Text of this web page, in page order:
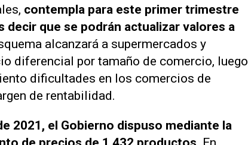
contempla para este primer trimestre
decir que se podrán actualizar valores a
alcanzará a supermercados y
diferencial por tamaño de comercio, luego
dificultades en los comercios de
de rentabilidad.
2021, el Gobierno dispuso mediante la